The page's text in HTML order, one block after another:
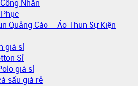
Nhân
Quảng Cáo – Áo Thun Sự Kiện
giá sỉ
Sỉ
giá sỉ
sấu giá rẻ